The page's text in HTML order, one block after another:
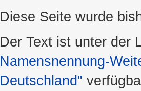
Diese Seite wurde
Der Text ist unter der
Namensnennung-
Deutschland"